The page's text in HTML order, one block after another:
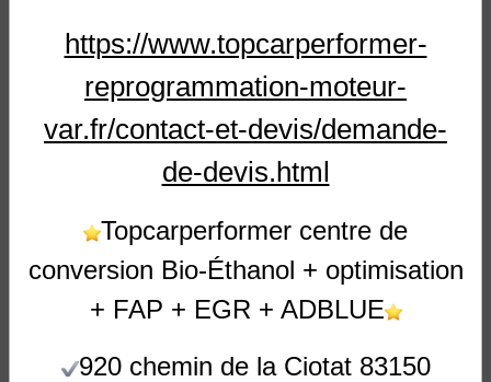
TCP PERFORMANCES MOTEUR
06-51-08-04-44
DU LUNDI AU VENDREDI
8H 12H00 ET 14H 18H00
LE SAMEDI 8H 12H non disponible au public
https://www.topcarperformer-
reprogrammation-moteur-
var.fr/contact-et-devis/demande-
de-devis.html
Topcarperformer centre de
conversion Bio-Éthanol + optimisation
+ FAP + EGR + ADBLUE
920 chemin de la Ciotat 83150